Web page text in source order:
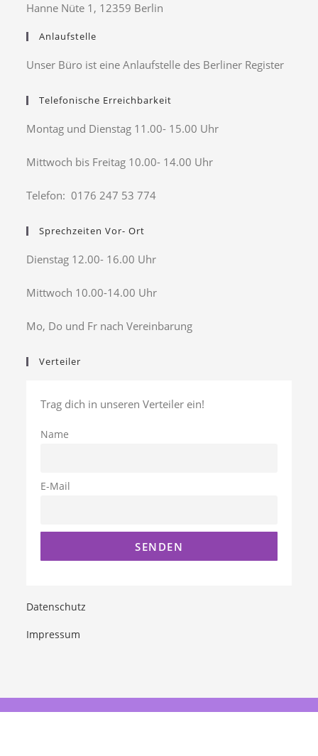
Hanne Nüte 1, 12359 Berlin
Anlaufstelle
Unser Büro ist eine Anlaufstelle des Berliner Register
Telefonische Erreichbarkeit
Montag und Dienstag 11.00- 15.00 Uhr
Mittwoch bis Freitag 10.00- 14.00 Uhr
Telefon: 0176 247 53 774
Sprechzeiten Vor- Ort
Dienstag 12.00- 16.00 Uhr
Mittwoch 10.00-14.00 Uhr
Mo, Do und Fr nach Vereinbarung
Verteiler
Trag dich in unseren Verteiler ein!
Name
E-Mail
Datenschutz
Impressum